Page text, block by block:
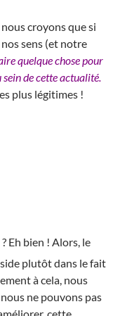
croyons que si
sens (et notre
quelque chose pour
de cette actualité.
plus légitimes !
Eh bien ! Alors, le
plutôt dans le fait
à cela, nous
ne pouvons pas
cette